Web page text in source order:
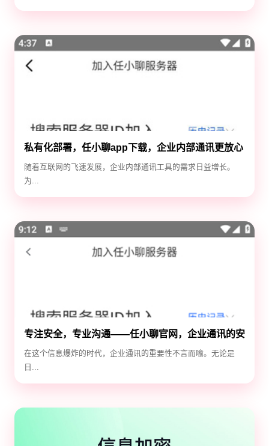
私有化部署，任小聊app下载，企业内部通讯更放心
随着互联网的飞速发展，企业内部通讯工具的需求日益增长。
为...
专注安全，专业沟通——任小聊官网，企业通讯的安
全守护神
在这个信息爆炸的时代，企业通讯的重要性不言而喻。无论是
日...